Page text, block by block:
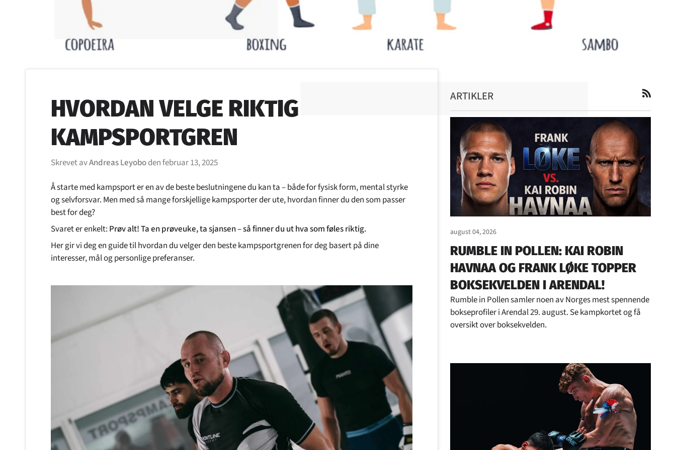
HVORDAN VELGE RIKTIG
KAMPSPORTGREN
Skrevet avAndreas Leyobodenfebruar 13, 2025
Å starte med kampsport er en av de beste beslutningene du kan ta – både for fysisk form, mental styrke
og selvforsvar. Men med så mange forskjellige kampsporter der ute, hvordan finner du den som passer
best for deg?
Svaret er enkelt: Prøv alt! Ta en prøveuke, ta sjansen – så finner du ut hva som føles riktig.
Her gir vi deg en guide til hvordan du velger den beste kampsportgrenen for deg basert på dine
interesser, mål og personlige preferanser.
ARTIKLER
august 04, 2026
RUMBLE IN POLLEN: KAI ROBIN
HAVNAA OG FRANK LØKE TOPPER
BOKSEKVELDEN I ARENDAL!
Rumble in Pollen samler noen av Norges mest spennende
bokseprofiler i Arendal 29. august. Se kampkortet og få
oversikt over boksekvelden.